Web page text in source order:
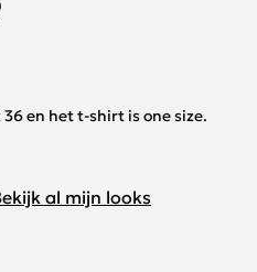
en het t-shirt is one size.
al mijn looks